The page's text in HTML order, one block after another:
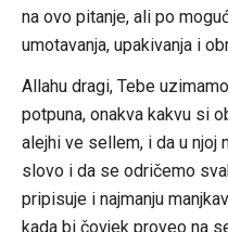
na ovo pitanje, ali po
umotavanja, upakivanja i
Allahu dragi, Tebe
potpuna, onakva kakvu si
alejhi ve sellem, i da u njoj
slovo i da se odričemo
pripisuje i najmanju
kada bi čovjek proveo na